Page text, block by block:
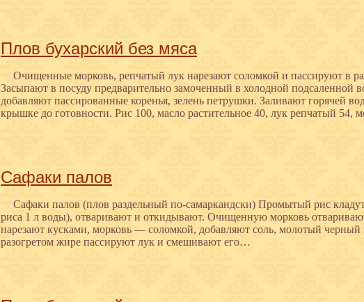
Плов бухарский без мяса
Очищенные морковь, репчатый лук нарезают соломкой и пассируют в
Засыпают в посуду предварительно замоченный в холодной
добавляют пассированные коренья, зелень петрушки. Заливают горячей
крышке до готовности. Рис 100, масло растительное 40, лук репчатый 54,
Сафаки палов
Сафаки палов (плов раздельный по-самаркандски) Промытый рис
риса 1 л воды), отваривают и откидывают. Очищенную морковь
нарезают кусками, морковь — соломкой, добавляют соль, молотый
разогретом жире пассируют лук и смешивают его…